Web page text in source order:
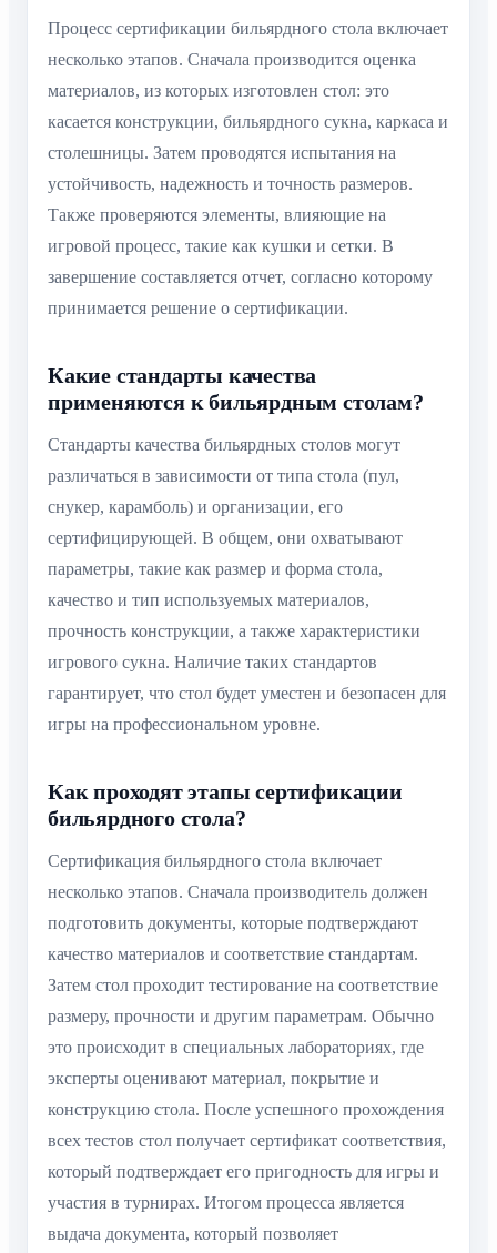
Процесс сертификации бильярдного стола включает
несколько этапов. Сначала производится оценка
материалов, из которых изготовлен стол: это
касается конструкции, бильярдного сукна, каркаса и
столешницы. Затем проводятся испытания на
устойчивость, надежность и точность размеров.
Также проверяются элементы, влияющие на
игровой процесс, такие как кушки и сетки. В
завершение составляется отчет, согласно которому
принимается решение о сертификации.
Какие стандарты качества
применяются к бильярдным столам?
Стандарты качества бильярдных столов могут
различаться в зависимости от типа стола (пул,
снукер, карамболь) и организации, его
сертифицирующей. В общем, они охватывают
параметры, такие как размер и форма стола,
качество и тип используемых материалов,
прочность конструкции, а также характеристики
игрового сукна. Наличие таких стандартов
гарантирует, что стол будет уместен и безопасен для
игры на профессиональном уровне.
Как проходят этапы сертификации
бильярдного стола?
Сертификация бильярдного стола включает
несколько этапов. Сначала производитель должен
подготовить документы, которые подтверждают
качество материалов и соответствие стандартам.
Затем стол проходит тестирование на соответствие
размеру, прочности и другим параметрам. Обычно
это происходит в специальных лабораториях, где
эксперты оценивают материал, покрытие и
конструкцию стола. После успешного прохождения
всех тестов стол получает сертификат соответствия,
который подтверждает его пригодность для игры и
участия в турнирах. Итогом процесса является
выдача документа, который позволяет